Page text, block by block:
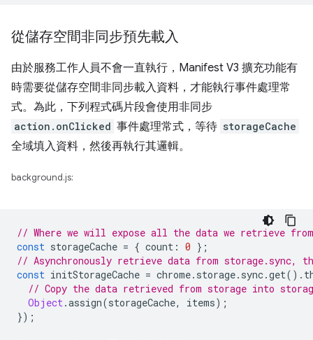
從儲存空間非同步預先載入
由於服務工作人員不會一直執行，Manifest V3 擴充功能有
時需要從儲存空間非同步載入資料，才能執行事件處理常
式。為此，下列程式碼片段會使用非同步
action.onClicked 事件處理常式，等待 storageCache
全域填入資料，然後再執行其邏輯。
background.js:
// Where we will expose all the data we retrieve
const storageCache = { count : 0 };
// Asynchronously retrieve data from storage.sync,
const initStorageCache = chrome. storage. sync.get().
// Copy the data retrieved from storage into
Object.assign(storageCache, items);
});